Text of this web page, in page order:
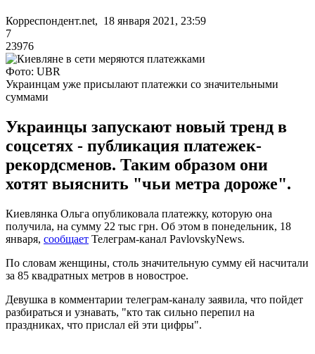
Корреспондент.net, 18 января 2021, 23:59
7
23976
Фото: UBR
Украинцам уже присылают платежки со значительными
суммами
Украинцы запускают новый тренд в
соцсетях - публикация платежек-
рекордсменов. Таким образом они
хотят выяснить "чьи метра дороже".
Киевлянка Ольга опубликовала платежку, которую она
получила, на сумму 22 тыс грн. Об этом в понедельник, 18
января, сообщает Телеграм-канал PavlovskyNews.
По словам женщины, столь значительную сумму ей насчитали
за 85 квадратных метров в новострое.
Девушка в комментарии телеграм-каналу заявила, что пойдет
разбираться и узнавать, "кто так сильно перепил на
праздниках, что прислал ей эти цифры".